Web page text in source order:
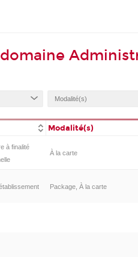
Modalité(s)
à finalité
À la carte
Package, À la carte